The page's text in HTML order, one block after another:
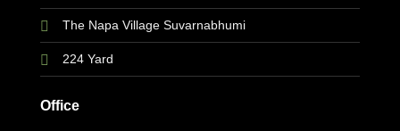
The Napa Village Suvarnabhumi
224 Yard
Office